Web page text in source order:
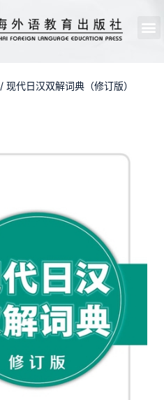
/ 现代日汉双解词典（修订版）